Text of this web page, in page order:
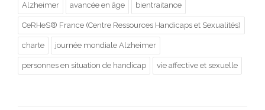
Alzheimer avancée en âge bientraitance
CeRHeS® France (Centre Ressources Handicaps et Sexualités)
charte journée mondiale Alzheimer
personnes en situation de handicap vie affective et sexuelle